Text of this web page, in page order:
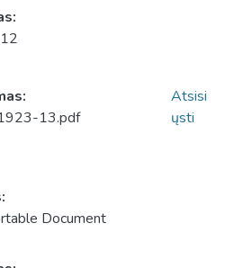
13.pdf
Document
Atsisi
ųsti